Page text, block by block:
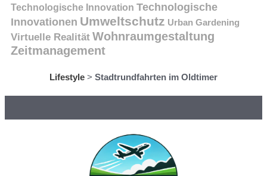
Technologische Innovation Technologische
Innovationen Umweltschutz Urban Gardening
Virtuelle Realität Wohnraumgestaltung
Zeitmanagement
Lifestyle > Stadtrundfahrten im Oldtimer